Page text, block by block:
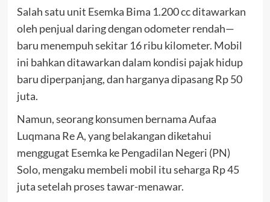
Salah satu unit Esemka Bima 1.200 cc ditawarkan
oleh penjual daring dengan odometer rendah—
baru menempuh sekitar 16 ribu kilometer. Mobil
ini bahkan ditawarkan dalam kondisi pajak hidup
baru diperpanjang, dan harganya dipasang Rp 50
juta.
Namun, seorang konsumen bernama Aufaa
Luqmana Re A, yang belakangan diketahui
menggugat Esemka ke Pengadilan Negeri (PN)
Solo, mengaku membeli mobil itu seharga Rp 45
juta setelah proses tawar-menawar.